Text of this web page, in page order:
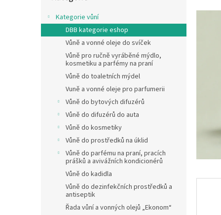
Kategorie vůní
DBB kategorie eshop
Vůně a vonné oleje do svíček
Vůně pro ručně vyráběné mýdlo,
kosmetiku a parfémy na praní
Vůně do toaletních mýdel
Vuně a vonné oleje pro parfumerii
Vůně do bytových difuzérů
Vůně do difuzérů do auta
Vůně do kosmetiky
Vůně do prostředků na úklid
Vůně do parfému na praní, pracích
prášků a avivážních kondicionérů
Vůně do kadidla
Vůně do dezinfekčních prostředků a
antiseptik
Řada vůní a vonných olejů „Ekonom“